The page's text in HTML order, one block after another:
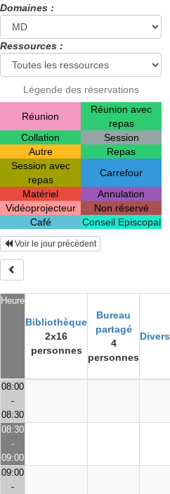
Domaines :
Ressources :
Légende des réservations
Réunion
Réunion avec
repas
Collation
Session
Autre
Repas
Session avec
repas
Carrefour
Matériel
Annulation
Vidéoprojecteur
Non réservé
Café
Conseil Episcopal
Heure
Bibliothèque
2x16
personnes
Bureau
partagé
4
personnes
Divers
Voir le jour précédent
08:00
-
08:30
08:30
-
09:00
09:00
-